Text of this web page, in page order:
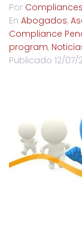
Por Compliances
En Abogados,
Compliance
program,
Publicado 12/07/